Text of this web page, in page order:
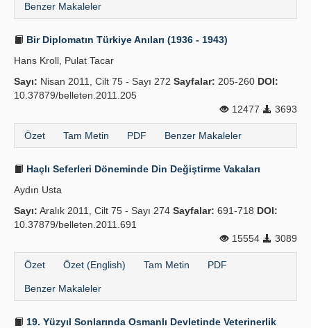
Benzer Makaleler
Bir Diplomatın Türkiye Anıları (1936 - 1943)
Hans Kroll, Pulat Tacar
Sayı: Nisan 2011, Cilt 75 - Sayı 272 Sayfalar: 205-260 DOI:
10.37879/belleten.2011.205
12477
3693
Özet Tam Metin PDF Benzer Makaleler
Haçlı Seferleri Döneminde Din Değiştirme Vakaları
Aydın Usta
Sayı: Aralık 2011, Cilt 75 - Sayı 274 Sayfalar: 691-718 DOI:
10.37879/belleten.2011.691
15554
3089
Özet Özet (English) Tam Metin PDF
Benzer Makaleler
19. Yüzyıl Sonlarında Osmanlı Devletinde Veteriner­lik